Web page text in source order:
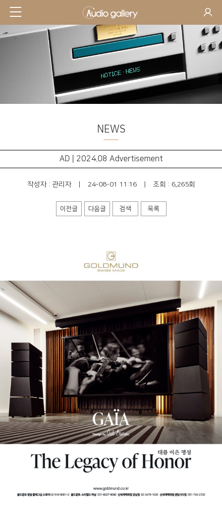
NEWS
AD | 2024.08 Advertisement
작성자 : 관리자 24-08-01 11:16 조회 : 6,265회
이전글 다음글 검색 목록